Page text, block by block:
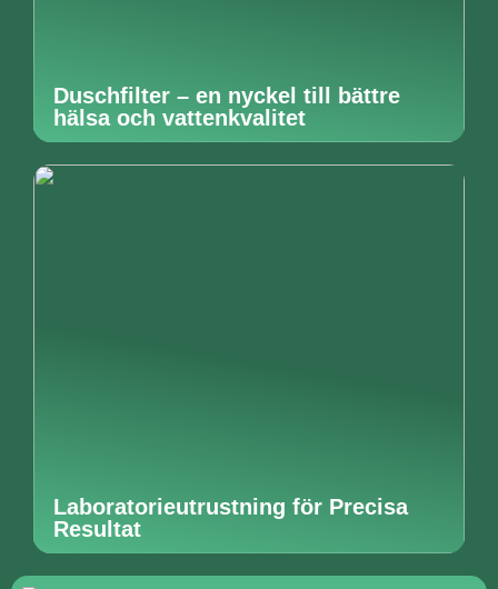
Duschfilter – en nyckel till bättre
hälsa och vattenkvalitet
Laboratorieutrustning för Precisa
Resultat